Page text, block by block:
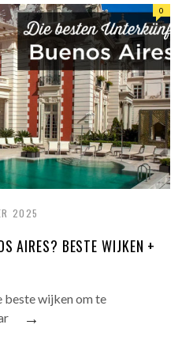
2025
0
AIRES? BESTE WIJKEN +
beste wijken om te
→